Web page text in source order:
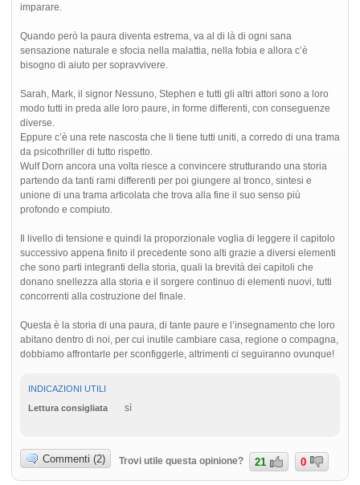
imparare.
Quando però la paura diventa estrema, va al di là di ogni sana
sensazione naturale e sfocia nella malattia, nella fobia e allora c’è
bisogno di aiuto per sopravvivere.
Sarah, Mark, il signor Nessuno, Stephen e tutti gli altri attori sono a loro
modo tutti in preda alle loro paure, in forme differenti, con conseguenze
diverse.
Eppure c’è una rete nascosta che li tiene tutti uniti, a corredo di una trama
da psicothriller di tutto rispetto.
Wulf Dorn ancora una volta riesce a convincere strutturando una storia
partendo da tanti rami differenti per poi giungere al tronco, sintesi e
unione di una trama articolata che trova alla fine il suo senso più
profondo e compiuto.
Il livello di tensione e quindi la proporzionale voglia di leggere il capitolo
successivo appena finito il precedente sono alti grazie a diversi elementi
che sono parti integranti della storia, quali la brevità dei capitoli che
donano snellezza alla storia e il sorgere continuo di elementi nuovi, tutti
concorrenti alla costruzione del finale.
Questa è la storia di una paura, di tante paure e l’insegnamento che loro
abitano dentro di noi, per cui inutile cambiare casa, regione o compagna,
dobbiamo affrontarle per sconfiggerle, altrimenti ci seguiranno ovunque!
INDICAZIONI UTILI
Lettura consigliata
sì
Commenti (2) Trovi utile questa opinione? 21 0